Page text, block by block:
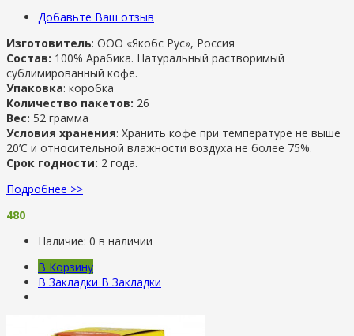
Добавьте Ваш отзыв
Изготовитель: ООО «Якобс Рус», Россия
Состав: 100% Арабика. Натуральный растворимый
сублимированный кофе.
Упаковка: коробка
Количество пакетов: 26
Вес: 52 грамма
Условия хранения: Хранить кофе при температуре не выше
20’C и относительной влажности воздуха не более 75%.
Срок годности: 2 года.
Подробнее >>
480
Наличие: 0 в наличии
В Корзину
В Закладки В Закладки